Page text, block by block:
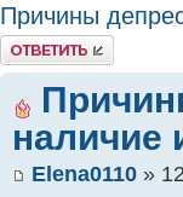
Причины
Ответить
наличие
Elena0110 »